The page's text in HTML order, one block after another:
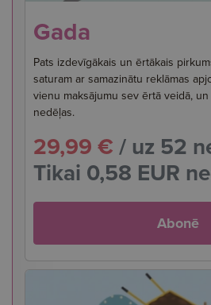
Gada
Pats izdevīgākais un ērtākais
saturam ar samazinātu reklāmas
vienu maksājumu sev ērtā veidā,
nedēļas.
29,99 €/ uz 52
Tikai 0,58 EUR
Abonē